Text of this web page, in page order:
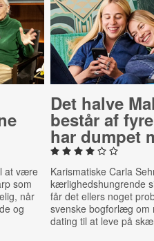
at være
som
når
og
Det halve
består af
har dumpet
Karismatiske Carla
kærlighedshungrende
får det ellers noget
svenske bogforlæg om
dating til at leve på